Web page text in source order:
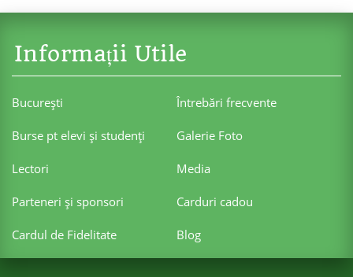
Informații Utile
Bucureşti Întrebări frecvente
Burse pt elevi şi studenţi Galerie Foto
Lectori Media
Parteneri şi sponsori Carduri cadou
Cardul de Fidelitate Blog